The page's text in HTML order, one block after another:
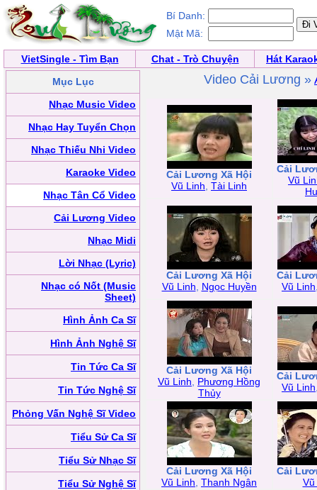
Bí Danh:
Mật Mã:
VietSingle - Tìm Bạn Chat - Trò Chuyện
Hát
Mục Lục
Nhạc Music Video
Nhạc Hay Tuyển Chọn
Nhạc Thiếu Nhi Video
Karaoke Video
Nhạc Tân Cổ Video
Cải Lương Video
Nhạc Midi
Lời Nhạc (Lyric)
Nhạc có Nốt (Music
Sheet)
Hình Ảnh Ca Sĩ
Hình Ảnh Nghệ Sĩ
Tin Tức Ca Sĩ
Tin Tức Nghệ Sĩ
Phỏng Vấn Nghệ Sĩ Video
Tiểu Sử Ca Sĩ
Tiểu Sử Nhạc Sĩ
Tiểu Sử Nghệ Sĩ
Video Cải Lương »
Cải Lương Xã Hội
Vũ Linh Tài Linh
Cải
Vũ
Cải Lương Xã Hội
Vũ Linh
Ngọc Huyền
Cải
Vũ Linh
Cải Lương Xã Hội
Vũ Linh
Phương Hồng
Thủy
Cải
Vũ Linh
Cải Lương Xã Hội
Vũ Linh Thanh Ngân
Cải
Vũ